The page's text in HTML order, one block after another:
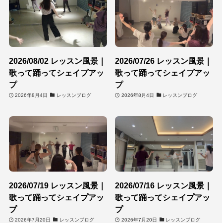
2026/08/02 レッスン風景｜
歌って踊ってシェイプアッ
プ
2026年8月4日 レッスンブログ
2026/07/26 レッスン風景｜
歌って踊ってシェイプアッ
プ
2026年8月4日 レッスンブログ
2026/07/19 レッスン風景｜
歌って踊ってシェイプアッ
プ
2026年7月20日 レッスンブログ
2026/07/16 レッスン風景｜
歌って踊ってシェイプアッ
プ
2026年7月20日 レッスンブログ